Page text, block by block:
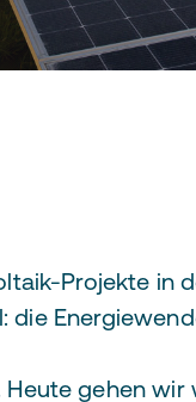
Projekte in
die
gehen wir